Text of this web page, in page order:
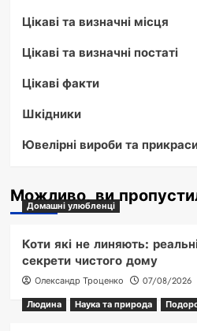
Цікаві та визначні місця
Цікаві та визначні постаті
Цікаві факти
Шкідники
Ювелірні вироби та
Можливо, ви
Домашні улюбленці
Коти які не линяють:
секрети чистого дому
Олександр Троценко
07/08/2026
Людина
Наука та природа